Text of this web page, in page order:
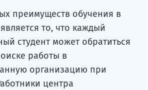
преимуществ обучения в
то, что каждый
студент может обратиться
работы в
организацию при
центра